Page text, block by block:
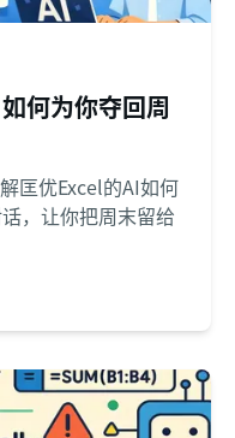
何为你夺回周
匡优Excel的AI如何
，让你把周末留给